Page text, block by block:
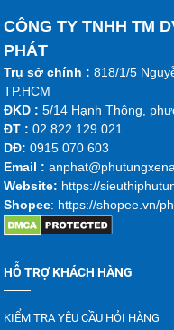
CÔNG TY TNHH TM
PHÁT
Trụ sở chính : 818/1/5
TP.HCM
ĐKD :5/14 Hạnh Thông,
ĐT : 02 822 129 021
DĐ:0915 070 603
Email :
Website: https://
Shopee: https://shopee.vn/
HỖ TRỢ KHÁCH HÀNG
KIỂM TRA YÊU CẦU HỎI HÀNG